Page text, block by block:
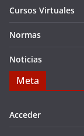
Cursos Virtuales
Normas
Noticias
Meta
Acceder